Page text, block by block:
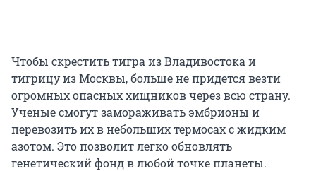
Чтобы скрестить тигра из Владивостока и
тигрицу из Москвы, больше не придется везти
огромных опасных хищников через всю страну.
Ученые смогут замораживать эмбрионы и
перевозить их в небольших термосах с жидким
азотом. Это позволит легко обновлять
генетический фонд в любой точке планеты.